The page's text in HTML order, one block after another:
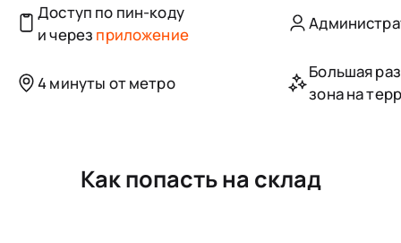
Доступ по пин-коду
и через приложение
4 минуты от метро
Большая
зона на
Как попасть на склад